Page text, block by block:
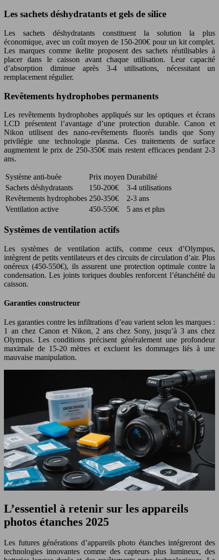
Les sachets déshydratants et gels de silice
Les sachets déshydratants constituent la solution la plus
économique, avec un coût moyen de 150-200€ pour un kit complet.
Les marques comme ikelite proposent des sachets réutilisables à
placer dans le caisson avant chaque utilisation. Leur capacité
d’absorption diminue après 3-4 utilisations, nécessitant un
remplacement régulier.
Revêtements hydrophobes permanents
Les revêtements hydrophobes appliqués sur les optiques et écrans
LCD présentent l’avantage d’une protection durable. Canon et
Nikon utilisent des nano-revêtements fluorés tandis que Sony
privilégie une technologie plasma. Ces traitements de surface
augmentent le prix de 250-350€ mais restent efficaces pendant 2-3
ans.
Système anti-buée Prix moyen Durabilité
Sachets déshydratants
150-200€
3-4 utilisations
Revêtements hydrophobes 250-350€
2-3 ans
Ventilation active
450-550€ 5 ans et plus
Systèmes de ventilation actifs
Les systèmes de ventilation actifs, comme ceux d’Olympus,
intègrent de petits ventilateurs et des circuits de circulation d’air. Plus
onéreux (450-550€), ils assurent une protection optimale contre la
condensation. Les joints toriques doubles renforcent l’étanchéité du
caisson.
Garanties constructeur
Les garanties contre les infiltrations d’eau varient selon les marques :
1 an chez Canon et Nikon, 2 ans chez Sony, jusqu’à 3 ans chez
Olympus. Les conditions précisent généralement une profondeur
maximale de 15-20 mètres et excluent les dommages liés à une
mauvaise manipulation.
L’essentiel à retenir sur les appareils
photos étanches 2025
Les futures générations d’appareils photo étanches intégreront des
technologies innovantes comme des capteurs plus lumineux, des